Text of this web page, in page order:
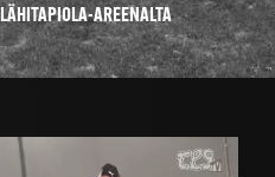
AREENALTA